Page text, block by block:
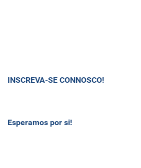
INSCREVA-SE CONNOSCO!
Esperamos por si!